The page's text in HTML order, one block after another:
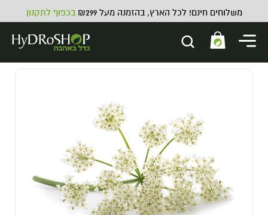
משלוחים חינם! לכל הארץ, בהזמנה מעל ₪299 בכפוף לתקנון
ליטר
₪4.00